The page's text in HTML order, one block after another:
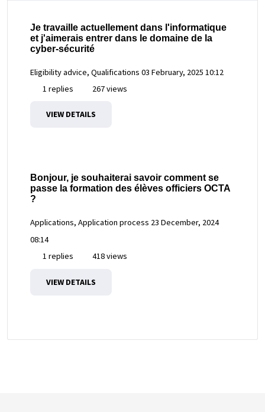
Je travaille actuellement dans l'informatique
et j'aimerais entrer dans le domaine de la
cyber-sécurité
Eligibility advice, Qualifications 03 February, 2025 10:12
1 replies
267 views
VIEW DETAILS
Bonjour, je souhaiterai savoir comment se
passe la formation des élèves officiers OCTA
?
Applications, Application process 23 December, 2024
08:14
1 replies
418 views
VIEW DETAILS